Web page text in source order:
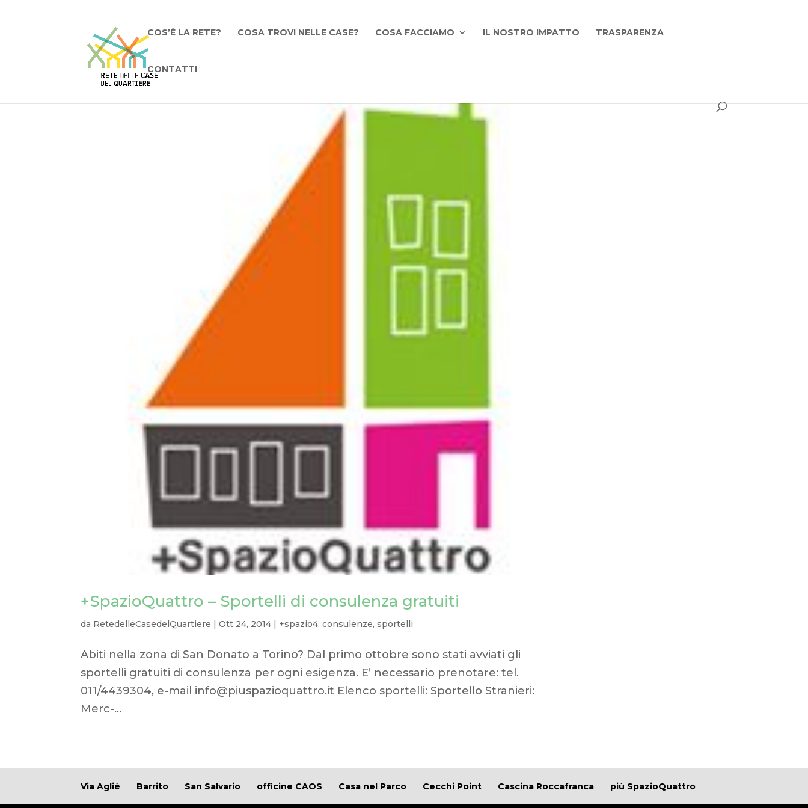
COS’È LA RETE? COSA TROVI NELLE CASE? COSA FACCIAMO IL NOSTRO IMPATTO TRASPARENZA
CONTATTI
+SpazioQuattro – Sportelli di consulenza gratuiti
da RetedelleCasedelQuartiere |Ott 24, 2014 | +spazio4,consulenze,sportelli
Abiti nella zona di San Donato a Torino? Dal primo ottobre sono stati avviati gli
sportelli gratuiti di consulenza per ogni esigenza. E’ necessario prenotare: tel.
011/4439304, e-mail info@piuspazioquattro.it Elenco sportelli: Sportello Stranieri:
Merc-...
Via Agliè Barrito San Salvario officine CAOS Casa nel Parco Cecchi Point Cascina Roccafranca più SpazioQuattro